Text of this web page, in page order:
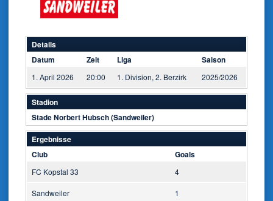
Details
Datum
Zeit Liga Saison
1. April 2026 20:00 1. Division, 2. Berzirk 2025/2026
Stadion
Stade Norbert Hubsch (Sandweiler)
Ergebnisse
Club
Goals
FC Kopstal 33 4
Sandweiler 1